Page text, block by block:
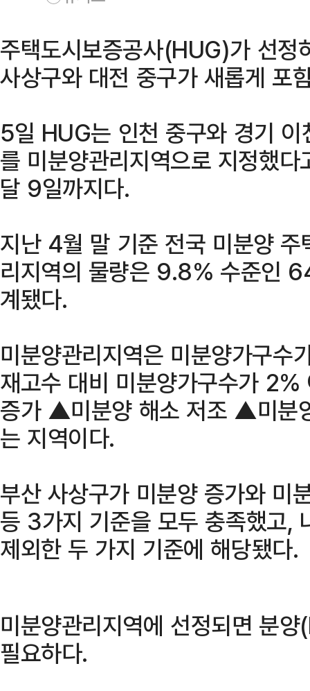
주택도시보증공사(HUG)가 선정
사상구와 대전 중구가 새롭게 포
5일 HUG는 인천 중구와 경기
를 미분양관리지역으로 지정했
달 9일까지다.
지난 4월 말 기준 전국 미분양
리지역의 물량은 9.8% 수준인
계됐다.
미분양관리지역은 미분양가구
재고수 대비 미분양가구수가
증가 ▲미분양 해소 저조 ▲미분
는 지역이다.
부산 사상구가 미분양 증가와 미
등 3가지 기준을 모두 충족했고,
제외한 두 가지 기준에 해당됐다.
미분양관리지역에 선정되면 분
필요하다.